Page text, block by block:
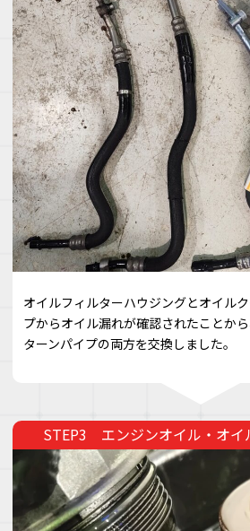
オイルフィルターハウジングとオイル
プからオイル漏れが確認されたことか
ターンパイプの両方を交換しました。
エンジンオイル・オイ